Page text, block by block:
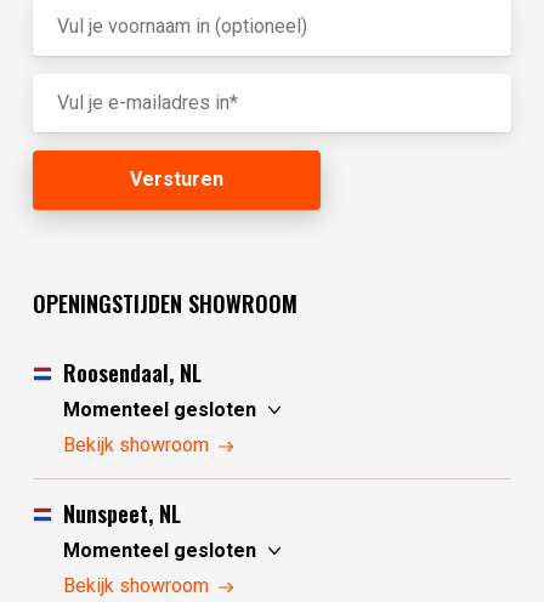
OPENINGSTIJDEN SHOWROOM
Roosendaal, NL
Momenteel gesloten
zaterdag
zondag
10:00 - 17:30
maandag
dinsdag
woensdag
Bekijk showroom
Nunspeet, NL
Momenteel gesloten
zaterdag
Bekijk showroom